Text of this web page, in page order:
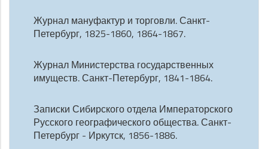
Журнал мануфактур и торговли. Санкт-
Петербург, 1825-1860, 1864-1867.
Журнал Министерства государственных
имуществ. Санкт-Петербург, 1841-1864.
Записки Сибирского отдела Императорского
Русского географического общества. Санкт-
Петербург - Иркутск, 1856-1886.